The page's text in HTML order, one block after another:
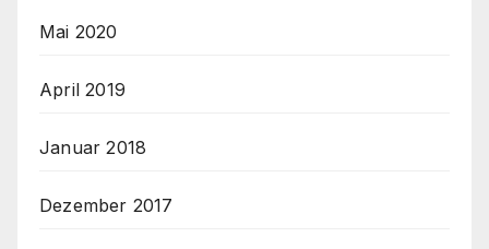
Mai 2020
April 2019
Januar 2018
Dezember 2017